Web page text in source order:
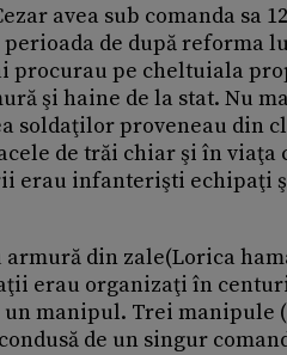
avea sub comanda
perioada de după
procurau pe cheltuiala
şi haine de la stat. Nu
proveneau din
de trăi chiar şi în
erau infanterişti echipaţi
din zale(Lorica
erau organizaţi în
manipul. Trei manipule
de un singur